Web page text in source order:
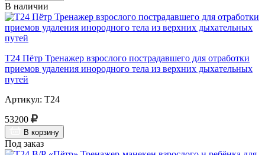
В наличии
Т24 Пётр Тренажер взрослого пострадавшего для отработки
приемов удаления инородного тела из верхних дыхательных
путей
Артикул: Т24
53200
В корзину
Под заказ